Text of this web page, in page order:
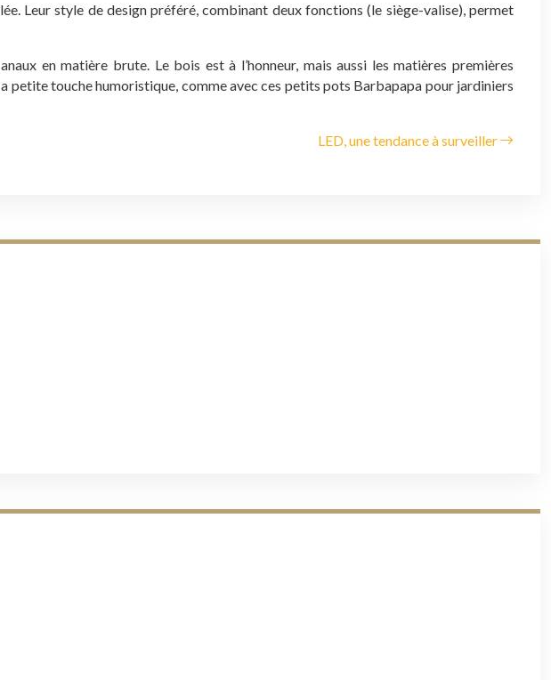
Leur style de design préféré, combinant deux fonctions (le siège-valise), permet
en matière brute. Le bois est à l’honneur, mais aussi les matières premières
petite touche humoristique, comme avec ces petits pots Barbapapa pour jardiniers
LED, une tendance à surveiller